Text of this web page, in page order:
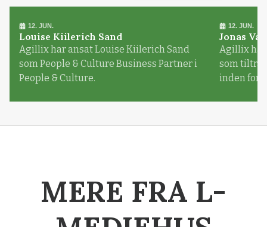
12. JUN.
Louise Kiilerich Sand
Agillix har ansat Louise Kiilerich Sand
som People & Culture Business Partner i
People & Culture.
12. JUN.
Jonas
Agillix har
som
inden for
MERE FRA L-